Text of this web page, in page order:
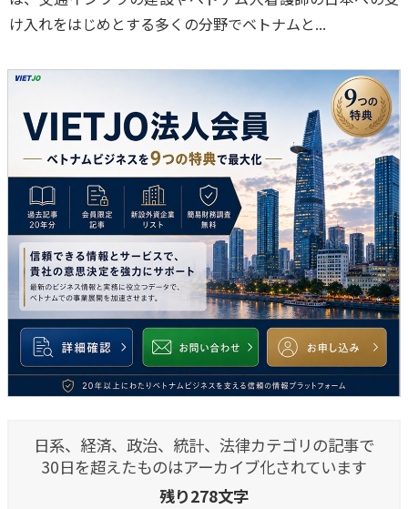
け入れをはじめとする多くの分野でベトナムと...
日系、経済、政治、統計、法律カテゴリの記事で
30日を超えたものはアーカイブ化されています
残り278文字